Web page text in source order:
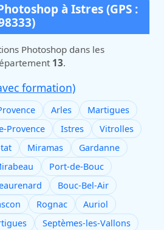
à Istres (GPS :
Photoshop dans les
13.
formation)
Arles
Martigues
Provence Istres
Vitrolles
Miramas
Gardanne
Port-de-Bouc
Bouc-Bel-Air
Rognac
Auriol
Septèmes-les-Vallons